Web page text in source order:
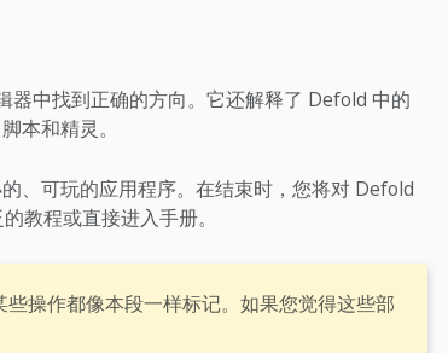
中找到正确的方向。它还解释了 Defold 中的
本和精灵。
、可玩的应用程序。在结束时，您将对 Defold
教程或直接进入手册。
操作都像本段一样标记。如果您觉得这些部